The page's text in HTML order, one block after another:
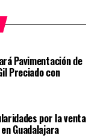
Pavimentación de
Preciado con
por la venta
Guadalajara